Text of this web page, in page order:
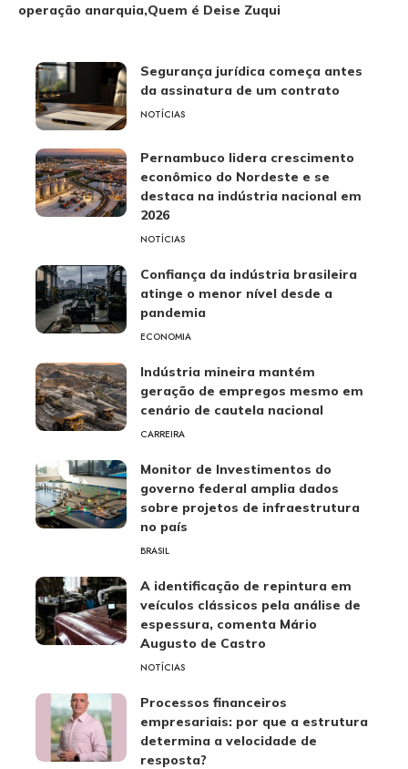
operação anarquia Quem é Deise Zuqui
Segurança jurídica começa antes
da assinatura de um contrato
NOTÍCIAS
Pernambuco lidera crescimento
econômico do Nordeste e se
destaca na indústria nacional em
2026
NOTÍCIAS
Confiança da indústria brasileira
atinge o menor nível desde a
pandemia
ECONOMIA
Indústria mineira mantém
geração de empregos mesmo em
cenário de cautela nacional
CARREIRA
Monitor de Investimentos do
governo federal amplia dados
sobre projetos de infraestrutura
no país
BRASIL
A identificação de repintura em
veículos clássicos pela análise de
espessura, comenta Mário
Augusto de Castro
NOTÍCIAS
Processos financeiros
empresariais: por que a estrutura
determina a velocidade de
resposta?